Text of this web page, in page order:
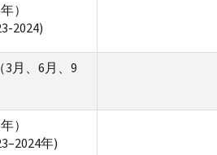
）
2024)
3月、6月、9
）
年)